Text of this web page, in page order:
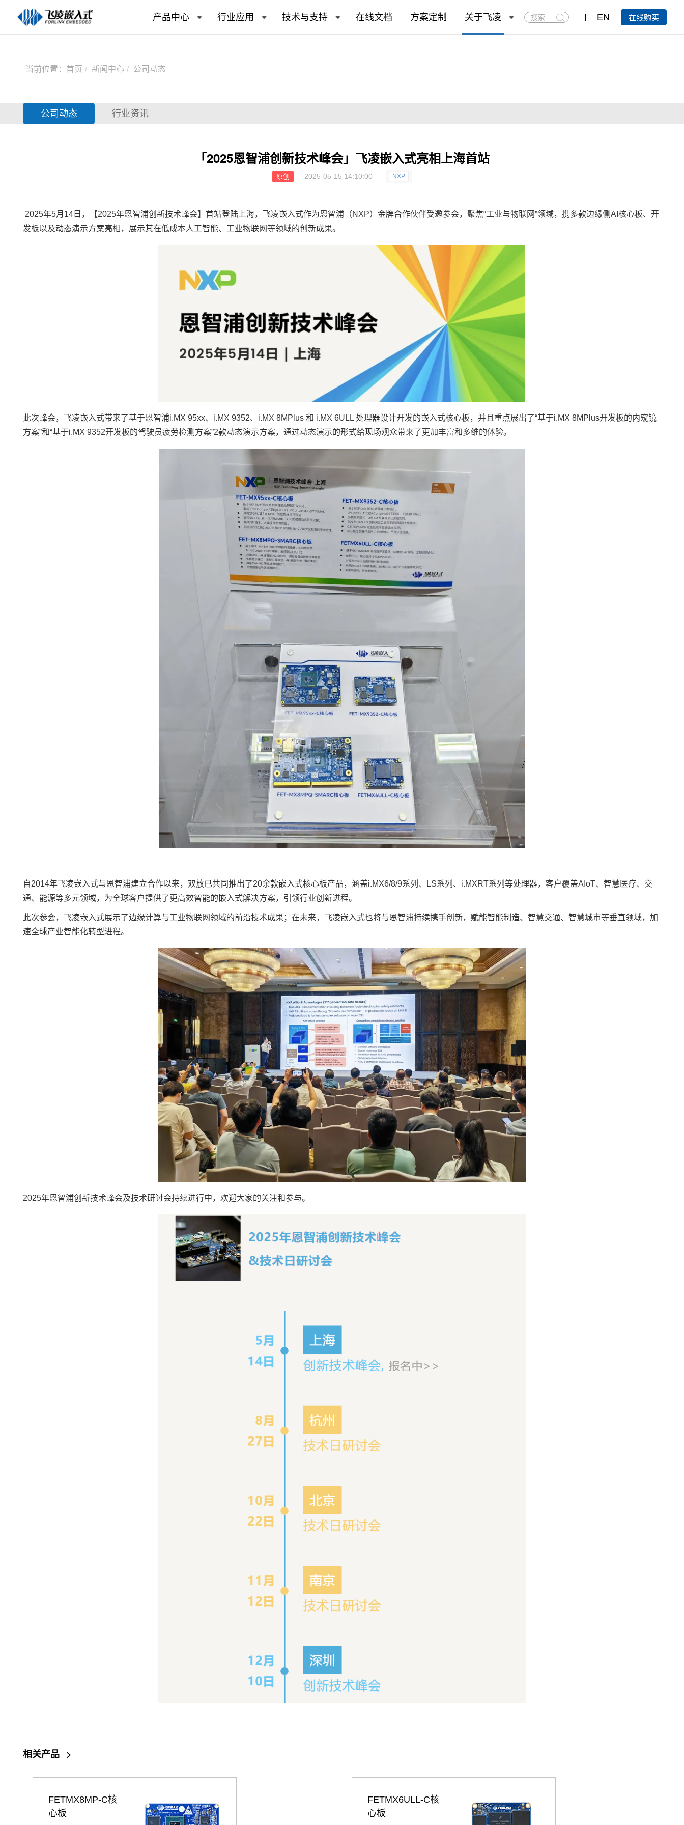
产品中心 行业应用 技术与支持 在线文档 方案定制 关于飞凌
搜
索
EN 在线购买
当前位置： 首页 新闻中心 公司动态
公司动态 行业资讯
「2025恩智浦创新技术峰会」飞凌嵌入式亮相上海首站
原创 2025-05-15 14:10:00 NXP
2025年5月14日，【2025年恩智浦创新技术峰会】首站登陆上海， 飞凌嵌入式作为恩智浦（NXP）金牌合作伙伴受邀参会，聚焦“工业与物联网”领域，携多款边缘侧AI核心板、开
发板以及动态演示方案亮相，展示其在低成本人工智能、 工业物联网等领域的创新成果。
此次峰会， 飞凌嵌入式带来了基于恩智浦i.MX 95xx、i.MX 9352、i.MX 8MPlus 和 i.MX 6ULL 处理器设计开发的嵌入式核心板，并且重点展出了“基于i.MX 8MPlus开发板的内窥镜
方案”和“基于i.MX 9352开发板的驾驶员疲劳检测方案”2款动态演示方案，通过动态演示的形式给现场观众带来了更加丰富和多维的体验。
自2014年飞凌嵌入式与恩智浦建立合作以来，双放已共同推出了20余款嵌入式核心板产品，涵盖i.MX6/8/9系列、LS系列、i.MXRT系列等处理器，客户覆盖AIoT、智慧 医疗、交
通、能源等多元领域，为全球客户提供了更高效智能的嵌入式解决方案，引领行业创新进程。
此次参会，飞凌嵌入式展示了边缘计算与工业物联网领域的前沿技术成果；在未来，飞凌嵌入式也将与恩智浦持续携手创新，赋能智能制造、智慧交通、智慧城市等垂直领域，加
速全球产业智能化转型进程。
2025年恩智浦创新技术峰会及技术研讨会持续进行中，欢迎大家的关注和参与。
相关产品 >
FETMX8MP-C核
心板
FETMX6ULL-C核
心板